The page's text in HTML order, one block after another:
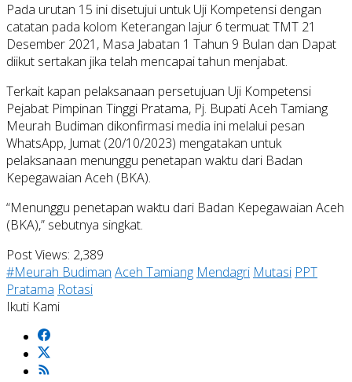
Pada urutan 15 ini disetujui untuk Uji Kompetensi dengan
catatan pada kolom Keterangan lajur 6 termuat TMT 21
Desember 2021, Masa Jabatan 1 Tahun 9 Bulan dan Dapat
diikut sertakan jika telah mencapai tahun menjabat.
Terkait kapan pelaksanaan persetujuan Uji Kompetensi
Pejabat Pimpinan Tinggi Pratama, Pj. Bupati Aceh Tamiang
Meurah Budiman dikonfirmasi media ini melalui pesan
WhatsApp, Jumat (20/10/2023) mengatakan untuk
pelaksanaan menunggu penetapan waktu dari Badan
Kepegawaian Aceh (BKA).
“Menunggu penetapan waktu dari Badan Kepegawaian Aceh
(BKA),” sebutnya singkat.
Post Views: 2,389
#Meurah Budiman Aceh Tamiang Mendagri Mutasi PPT
Pratama Rotasi
Ikuti Kami